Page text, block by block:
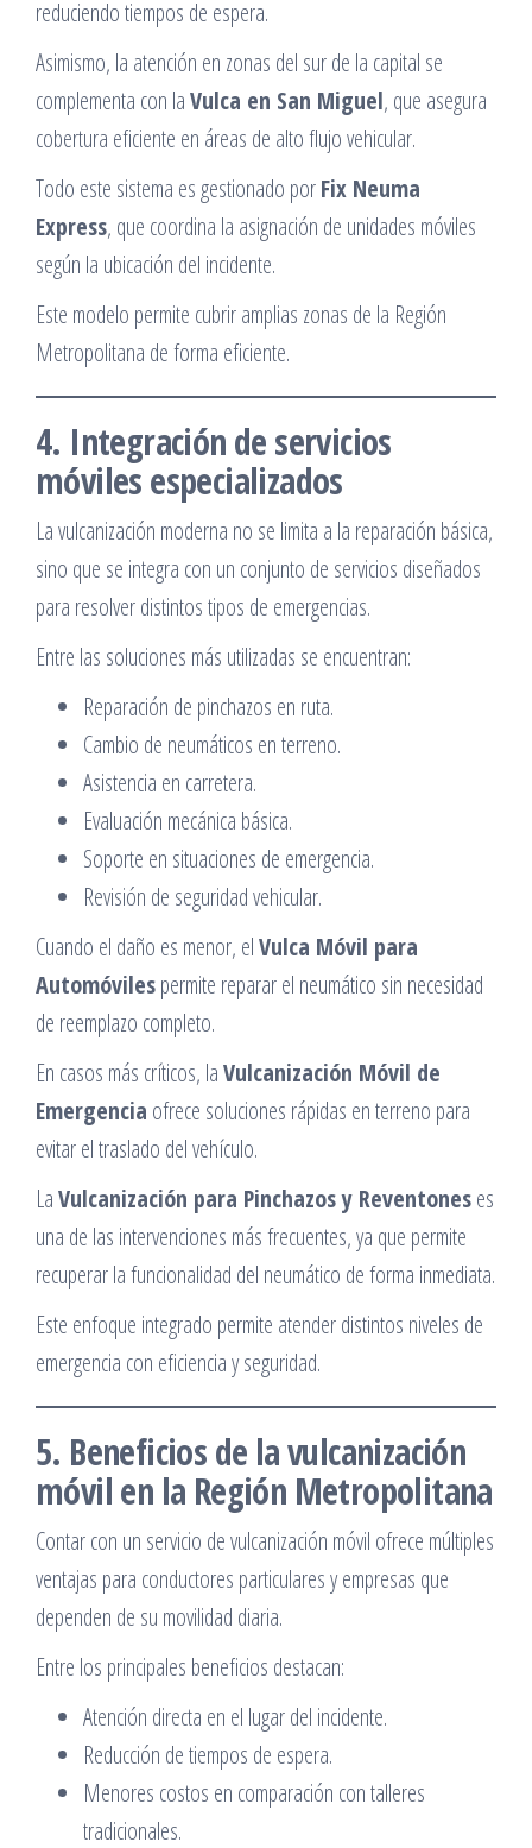
reduciendo tiempos de espera.
Asimismo, la atención en zonas del sur de la capital se
complementa con laVulca en San Miguel, que asegura
cobertura eficiente en áreas de alto flujo vehicular.
Todo este sistema es gestionado porFix Neuma
Express, que coordina la asignación de unidades móviles
según la ubicación del incidente.
Este modelo permite cubrir amplias zonas de la Región
Metropolitana de forma eficiente.
4. Integración de servicios
móviles especializados
La vulcanización moderna no se limita a la reparación básica,
sino que se integra con un conjunto de servicios diseñados
para resolver distintos tipos de emergencias.
Entre las soluciones más utilizadas se encuentran:
Reparación de pinchazos en ruta.
Cambio de neumáticos en terreno.
Asistencia en carretera.
Evaluación mecánica básica.
Soporte en situaciones de emergencia.
Revisión de seguridad vehicular.
Cuando el daño es menor, elVulca Móvil para
Automóvilespermite reparar el neumático sin necesidad
de reemplazo completo.
En casos más críticos, laVulcanización Móvil de
Emergencia ofrece soluciones rápidas en terreno para
evitar el traslado del vehículo.
LaVulcanización para Pinchazos y Reventoneses
una de las intervenciones más frecuentes, ya que permite
recuperar la funcionalidad del neumático de forma inmediata.
Este enfoque integrado permite atender distintos niveles de
emergencia con eficiencia y seguridad.
5. Beneficios de la vulcanización
móvil en la Región Metropolitana
Contar con un servicio de vulcanización móvil ofrece múltiples
ventajas para conductores particulares y empresas que
dependen de su movilidad diaria.
Entre los principales beneficios destacan:
Atención directa en el lugar del incidente.
Reducción de tiempos de espera.
Menores costos en comparación con talleres
tradicionales.